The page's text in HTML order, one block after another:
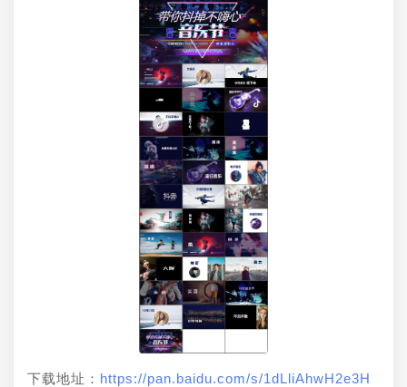
下载地址： https://pan.baidu.com/s/1dLliAhwH2e3H